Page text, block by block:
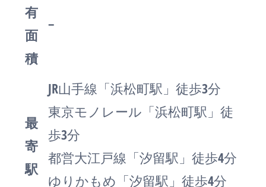
有
面
積
–
最
寄
駅
JR山手線「浜松町駅」徒歩3分
東京モノレール「浜松町駅」徒
歩3分
都営大江戸線「汐留駅」徒歩4分
ゆりかもめ「汐留駅」徒歩4分